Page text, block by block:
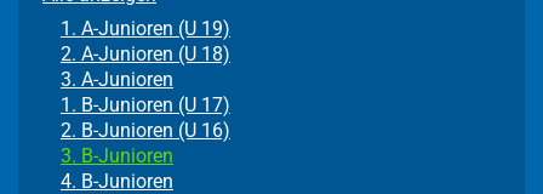
1. A-Junioren (U 19)
2. A-Junioren (U 18)
3. A-Junioren
1. B-Junioren (U 17)
2. B-Junioren (U 16)
3. B-Junioren
4. B-Junioren